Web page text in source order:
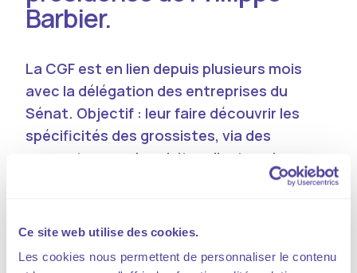
Ce site web utilise des cookies.
Les cookies nous permettent de personnaliser le contenu
Barbier.
La CGF est en lien depuis plusieurs mois
avec la délégation des entreprises du
Sénat. Objectif : leur faire découvrir les
spécificités des grossistes, via des
rencontres ou des visites d’entreprises.
décryptage de l’actualité politique et
institutionnelle, avec un focus sur les textes qui